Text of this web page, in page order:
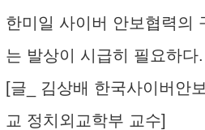
한미일 사이버 안보협력의
는 발상이 시급히 필요하다.
[글_ 김상배 한국사이버안
교 정치외교학부 교수]